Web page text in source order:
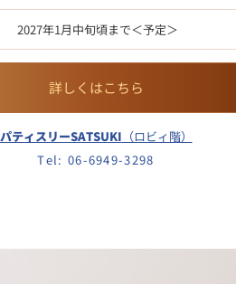
2027年1月中旬頃まで＜予定＞
詳しくはこちら
パティスリーSATSUKI （ロビィ階）
Tel: 06-6949-3298